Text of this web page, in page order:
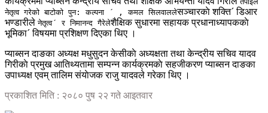
नेतृत्व गरेकाे बाटाेकाे पुन: कल्पना ´ , कमल सिलवाललेसञ्चारकाे शक्ति´ डिआर
भण्डारीलेनेतृत्व´ र निमानन्द गैरेलेशैक्षिक सुधारमा सहायक प्रधानाध्यापककाे
भूमिका´ विषयमा प्रशिक्षण दिएका थिए ।
प्याब्सन दाङका अध्यक्ष मधुसुदन केसीकाे अध्यक्षता तथा केन्द्रीय सचिव यादव
गिरीकाे प्रमुख आतिथ्यतामा सम्पन्न कार्यक्रमकाे सहजीकरण प्याब्सन दाङका
उपाध्यक्ष एवम् तालिम संयाेजक राजु यादवले गरेका थिए ।
प्रकाशित मिति : २०८० पुष २२ गते आइतवार